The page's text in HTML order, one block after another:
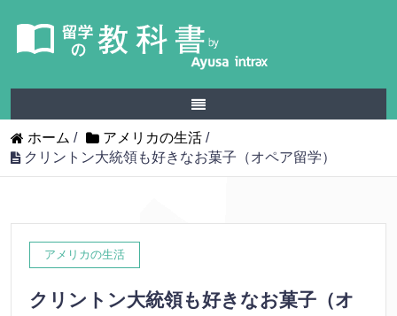
ホーム / アメリカの生活 /
クリントン大統領も好きなお菓子（オペア留学）
アメリカの生活
クリントン大統領も好きなお菓子（オ